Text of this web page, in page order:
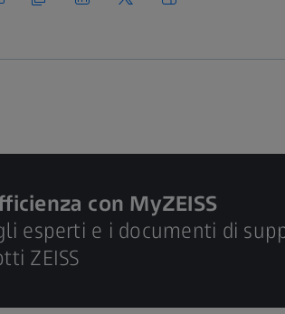
con MyZEISS
esperti e i documenti di
ZEISS